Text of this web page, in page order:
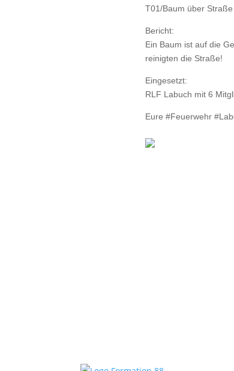
T01/Baum über
Bericht:
Ein Baum ist auf die
reinigten die Straße!
Eingesetzt:
RLF Labuch mit 6
Eure #Feuerwehr